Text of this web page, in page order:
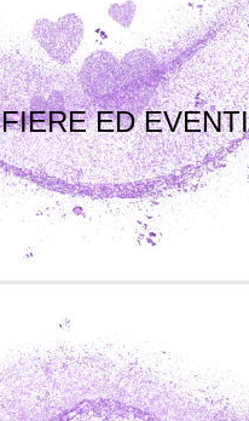
FIERE ED EVENTI